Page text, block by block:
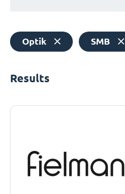
Optik SMB
Results